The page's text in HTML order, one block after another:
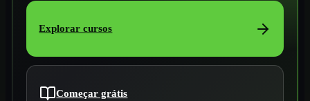
Explorar cursos
Começar grátis